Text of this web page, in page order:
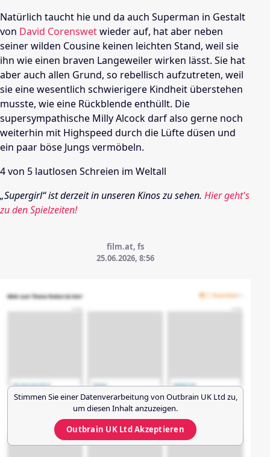
Natürlich taucht hie und da auch Superman in Gestalt
von David Corenswetwieder auf, hat aber neben
seiner wilden Cousine keinen leichten Stand, weil sie
ihn wie einen braven Langeweiler wirken lässt. Sie hat
aber auch allen Grund, so rebellisch aufzutreten, weil
sie eine wesentlich schwierigere Kindheit überstehen
musste, wie eine Rückblende enthüllt. Die
supersympathische Milly Alcock darf also gerne noch
weiterhin mit Highspeed durch die Lüfte düsen und
ein paar böse Jungs vermöbeln.
4 von 5 lautlosen Schreien im Weltall
„Supergirl“ist derzeit in unseren Kinos zu sehen. Hier geht's
zu den Spielzeiten!
film.at, fs
25.06.2026, 8:56
Stimmen Sie einer Datenverarbeitung von Outbrain UK Ltd zu,
um diesen Inhalt anzuzeigen.
Outbrain UK LtdAkzeptieren